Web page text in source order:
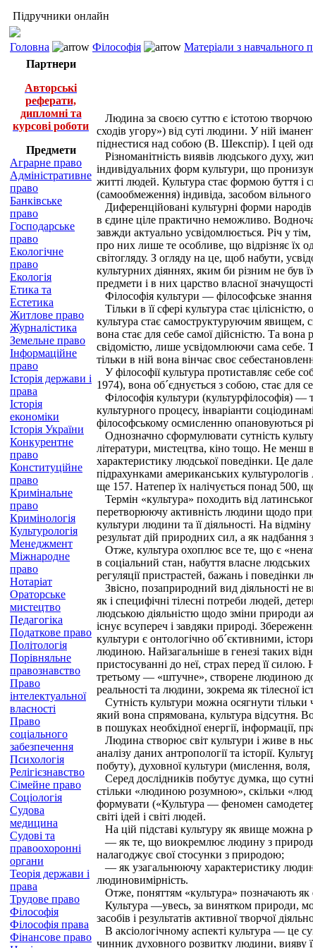
Підручники онлайн
Головна Філософія Матеріали з навчального
Партнери
Авторські
реферати,
дипломні та
курсові роботи
Предмети
Аграрне право
Адміністративне
право
Банківське
право
Господарське
право
Екологічне
право
Екологія
Етика та
Естетика
Житлове право
Журналістика
Земельне право
Інформаційне
право
Історія держави і
права
Історія
економіки
Історія України
Конкурентне
право
Конституційне
право
Кримінальне
право
Кримінологія
Культурологія
Менеджмент
Міжнародне
право
Нотаріат
Ораторське
мистецтво
Педагогіка
Податкове право
Політологія
Порівняльне
правознавство
Право
інтелектуальної
власності
Право
соціального
забезпечення
Психологія
Релігієзнавство
Сімейне право
Соціологія
Судова
медицина
Судові та
правоохоронні
органи
Теорія держави і
права
Трудове право
Філософія
Філософія права
Фінансове право
Людина за своєю суттю є істотою
сходів угору») від суті людини. У ній
піднестися над собою (В. Шекспір). І цей
Різноманітність виявів людського духу,
індивідуальних форм культури, що
житті людей. Культура стає формою буття і
(самообмеження) індивіда, засобом
Диференційовані культурні форми народів
в єдине ціле практично неможливо.
завжди актуально усвідомлюється. Річ у
про них лише те особливе, що відрізняє їх
світогляду. З огляду на це, щоб набути,
культурних діяннях, яким би різним не був
предмети і в них царство власної
Філософія культури — філософське знання
Тільки в її сфері культура стає
культура стає самоструктуруючим явищем,
вона стає для себе самої дійсністю. Та вона
свідомістю, лише усвідомлюючи сама себе.
тільки в ній вона вінчає своє
У філософії культура протиставляє себе
1974), вона об´єднується з собою, стає для
Філософія культури (культурфілософія)
культурного процесу, інваріанти
філософському осмисленню опановуються
Однозначно сформулювати сутність
літератури, мистецтва, кіно тощо. Не менш
характеристику людської поведінки. Це
підрахунками американських
ще 157. Натепер їх налічується понад 500,
Термін «культура» походить від
перетворюючу активність людини щодо
культури людини та її діяльності. На
результат дій природних сил, а як
Отже, культура охоплює все те, що є
в соціальний стан, набуття власне
регуляції пристрастей, бажань і поведінки
Звісно, позаприродний вид діяльності не
як і специфічні тілесні потреби людей,
людською діяльністю щодо зміни природи
існує всупереч і завдяки природі.
культури є онтологічно об´єктивними,
людиною. Найзагальніше в генезі таких
пристосуванні до неї, страх перед її
третьому — «штучне», створене людиною
реальності та людини, зокрема як тілесної
Сутність культури можна осягнути тільки
який вона спрямована, культура відсутня.
в пошуках необхідної енергії, інформації,
Людина створює світ культури і живе в
аналізу даних антропології та історії.
побуту), духовної культури (мислення,
Серед дослідників побутує думка, що
стільки «людиною розумною», скільки
формувати («Культура — феномен
світі ідей і світі людей.
На цій підставі культуру як явище можна
— як те, що виокремлює людину з
налагоджує свої стосунки з природою;
— як узагальнюючу характеристику
людиновимірність.
Отже, поняттям «культура» позначають як
Культура —увесь, за винятком природи,
засобів і результатів активної творчої
В аксіологічному аспекті культура — це
чинник духовного розвитку людини, вияву